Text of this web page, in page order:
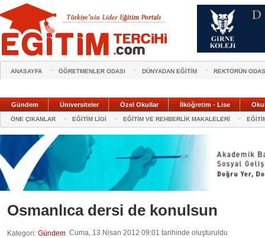
ANASAYFA ÖĞRETMENLER ODASI DÜNYADAN EĞİTİM REKTÖRÜN
Gündem Üniversiteler Özel Okullar İlköğretim - Lise
ÖNE ÇIKANLAR EĞİTİM LİGİ EĞİTİM VE REHBERLİK MAKALELERİ
Osmanlıca dersi de konulsun
Kategori: Gündem Cuma, 13 Nisan 2012 09:01 tarihinde oluşturuldu